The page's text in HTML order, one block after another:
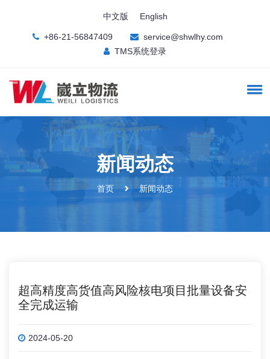
中文版 English
+86-21-56847409
service@shwlhy.com
TMS系统登录
新闻动态
首页 新闻动态
超高精度高货值高风险核电项目批量设备安
全完成运输
2024-05-20